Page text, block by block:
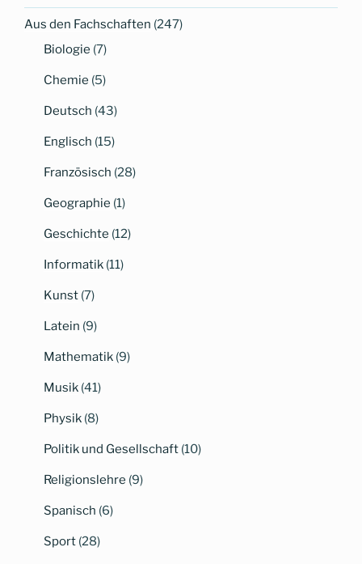
der
Gedenkstätte
Flossenbürg“
Aus den Fachschaften (247)
Biologie (7)
Chemie (5)
Deutsch (43)
Englisch (15)
Französisch (28)
Geographie (1)
Geschichte (12)
Informatik (11)
Kunst (7)
Latein (9)
Mathematik (9)
Musik (41)
Physik (8)
Politik und Gesellschaft (10)
Religionslehre (9)
Spanisch (6)
Sport (28)